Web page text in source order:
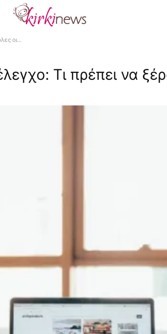
οι...
Τι πρέπει να